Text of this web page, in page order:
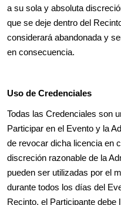
a su sola y absoluta
que se deje dentro del
considerará abandonada y
en consecuencia.
Uso de Credenciales
Todas las Credenciales son
Participar en el Evento y la
de revocar dicha licencia en
discreción razonable de la
pueden ser utilizadas por el
durante todos los días del
Recinto, el Participante